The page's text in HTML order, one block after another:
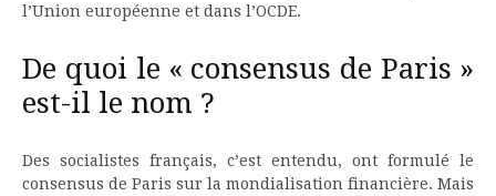
l’Union européenne et dans l’OCDE.
De quoi le « consensus de Paris »
est-il le nom ?
Des socialistes français, c’est entendu, ont formulé le
consensus de Paris sur la mondialisation financière. Mais